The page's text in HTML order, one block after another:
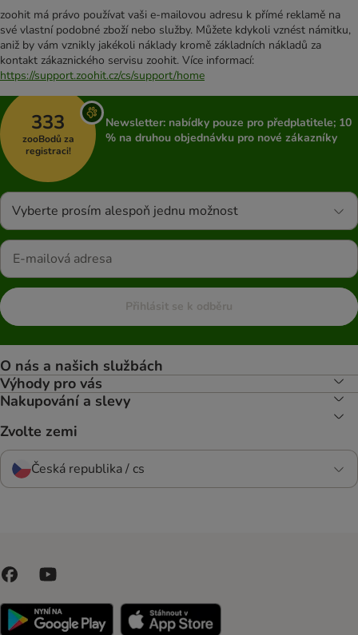
zoohit má právo používat vaši e-mailovou adresu k přímé reklamě na
své vlastní podobné zboží nebo služby. Můžete kdykoli vznést námitku,
aniž by vám vznikly jakékoli náklady kromě základních nákladů za
kontakt zákaznického servisu zoohit. Více informací:
https://support.zoohit.cz/cs/support/home
333
zooBodů za
registraci!
Newsletter: nabídky pouze pro předplatitele; 10
% na druhou objednávku pro nové zákazníky
Vyberte prosím alespoň jednu možnost
Přihlásit se k odběru
O nás a našich službách
Výhody pro vás
Nakupování a slevy
Zvolte zemi
Česká republika / cs